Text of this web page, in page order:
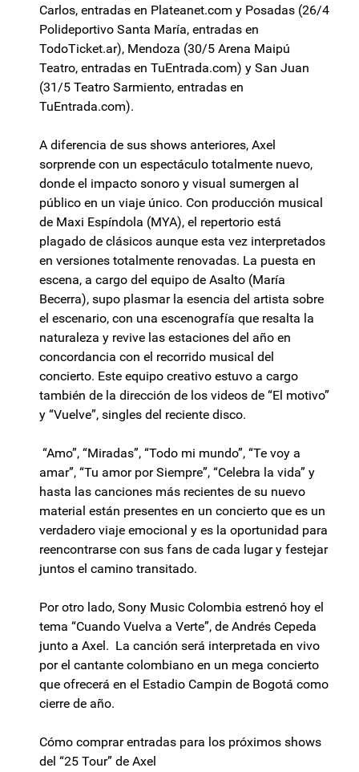
Carlos, entradas en Plateanet.com y Posadas (26/4
Polideportivo Santa María, entradas en
TodoTicket.ar), Mendoza (30/5 Arena Maipú
Teatro, entradas en TuEntrada.com) y San Juan
(31/5 Teatro Sarmiento, entradas en
TuEntrada.com).
A diferencia de sus shows anteriores, Axel
sorprende con un espectáculo totalmente nuevo,
donde el impacto sonoro y visual sumergen al
público en un viaje único. Con producción musical
de Maxi Espíndola (MYA), el repertorio está
plagado de clásicos aunque esta vez interpretados
en versiones totalmente renovadas. La puesta en
escena, a cargo del equipo de Asalto (María
Becerra), supo plasmar la esencia del artista sobre
el escenario, con una escenografía que resalta la
naturaleza y revive las estaciones del año en
concordancia con el recorrido musical del
concierto. Este equipo creativo estuvo a cargo
también de la dirección de los videos de “El motivo”
y “Vuelve”, singles del reciente disco.
“Amo”, “Miradas”, “Todo mi mundo”, “Te voy a
amar”, “Tu amor por Siempre”, “Celebra la vida” y
hasta las canciones más recientes de su nuevo
material están presentes en un concierto que es un
verdadero viaje emocional y es la oportunidad para
reencontrarse con sus fans de cada lugar y festejar
juntos el camino transitado.
Por otro lado, Sony Music Colombia estrenó hoy el
tema “Cuando Vuelva a Verte”, de Andrés Cepeda
junto a Axel. La canción será interpretada en vivo
por el cantante colombiano en un mega concierto
que ofrecerá en el Estadio Campin de Bogotá como
cierre de año.
Cómo comprar entradas para los próximos shows
del “25 Tour” de Axel